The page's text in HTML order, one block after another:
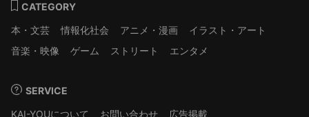
CATEGORY
本・文芸
情報化社会 アニメ・漫画
イラスト・アート
音楽・映像
ゲーム ストリート エンタメ
SERVICE
KAI-YOUについて
お問い合わせ
広告掲載